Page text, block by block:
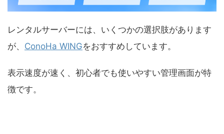
レンタルサーバーには、いくつかの選択肢があります
が、 ConoHa WINGをおすすめしています。
表示速度が速く、初心者でも使いやすい管理画面が特
徴です。